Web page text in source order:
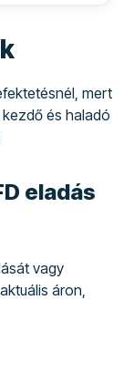
mert
és haladó
eladás
vagy
áron,